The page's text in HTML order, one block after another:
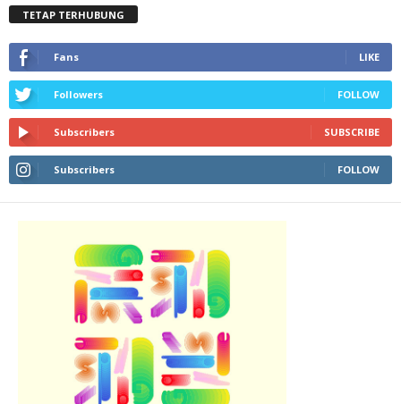
TETAP TERHUBUNG
Fans LIKE
Followers FOLLOW
Subscribers SUBSCRIBE
Subscribers FOLLOW